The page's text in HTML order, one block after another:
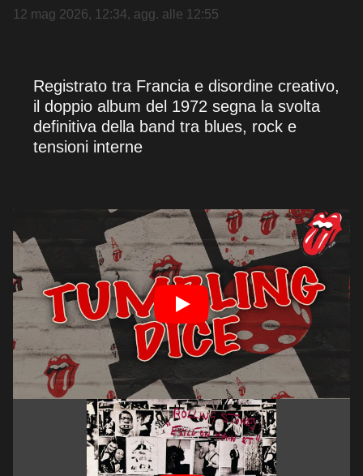
12 mag 2026, 12:34, agg. alle 12:55
Registrato tra Francia e disordine creativo,
il doppio album del 1972 segna la svolta
definitiva della band tra blues, rock e
tensioni interne